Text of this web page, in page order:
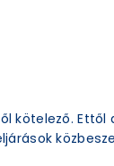
kötelező.